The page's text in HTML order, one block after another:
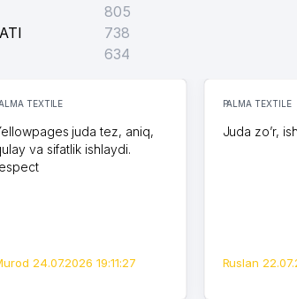
805
738
634
TEXTILE
juda tez, aniq,
va sifatlik ishlaydi.
24.07.2026 19:11:27
PALMA TEXTILE
Juda zo’r,
Ruslan